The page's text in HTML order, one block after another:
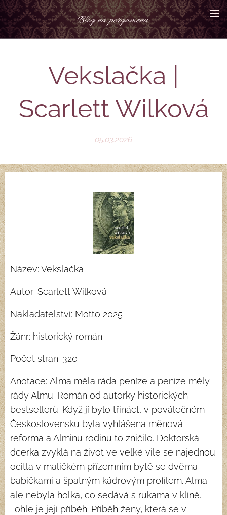
Blog na pergamenu
Vekslačka |
Scarlett Wilková
05.03.2026
Název: Vekslačka
Autor: Scarlett Wilková
Nakladatelství: Motto 2025
Žánr: historický román
Počet stran: 320
Anotace: Alma měla ráda peníze a peníze měly
rády Almu. Román od autorky historických
bestsellerů. Když jí bylo třináct, v poválečném
Československu byla vyhlášena měnová
reforma a Alminu rodinu to zničilo. Doktorská
dcerka zvyklá na život ve velké vile se najednou
ocitla v maličkém přízemním bytě se dvěma
babičkami a špatným kádrovým profilem. Alma
ale nebyla holka, co sedává s rukama v klíně.
Tohle je její příběh. Příběh ženy, která se v